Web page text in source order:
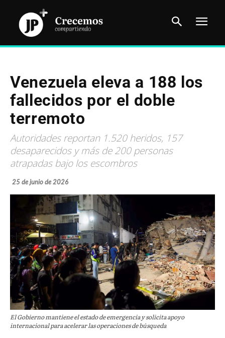
Venezuela eleva a 188 los
fallecidos por el doble
terremoto
Autoridades reportan 1.520 heridos, 157
desaparecidos y más de 200 personas
atrapadas bajo los escombros
25 de junio de 2026
El Gobierno mantiene el estado de emergencia y solicita apoyo
internacional para acelerar las operaciones de búsqueda